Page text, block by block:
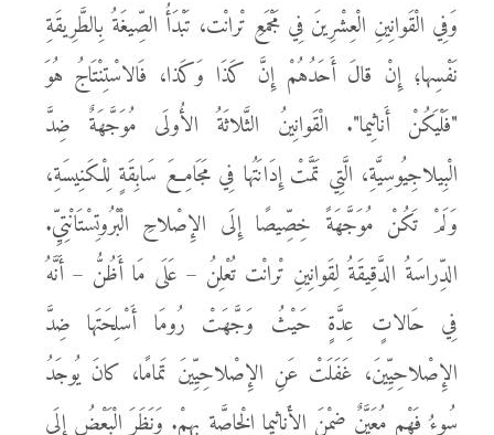
وَفِي الْقَوانِينِ الْعِشْرِينَ فِي مَجْمَعِ تْرانْت، تَبْدَأُ الصِّيغَةُ بِالطَّرِيقَةِ
نَفْسِها؛ إِنْ قالَ أَحَدُهُمْ إِنَّ كَذَا وَكَذا، فَالاسْتِنْتَاجُ هُوَ
"فَلْيَكُنْ أَناثِيما". الْقَوانِينُ الثَّلاثَةُ الأُولَى مُوَجَّهَةٌ ضِدَّ
الْبِيلاجِيُوسِيَّةِ، الَّتِي تَمَّتْ إِدَانَتُها فِي مَجَامِعَ سَابِقَةٍ لِلْكَنِيسَةِ،
وَلَمْ تَكُنْ مُوَجَّهَةً خِصِّيصًا إِلَى الإِصْلاحِ الْبْرُوتِسْتَانْتِيِّ.
الدِّراسَةُ الدَّقِيقَةُ لِقَوانِينِ تْرانْت تُعْلِنُ – عَلَى مَا أَظُنُّ – أَنَّهُ
فِي حَالاتٍ عِدَّةٍ حَيْثُ وَجَّهَتْ رُومَا أَسْلِحَتَها ضِدَّ
الإِصْلاحِيِّينَ، غَفَلَتْ عَنِ الإِصْلاحِيِّينَ تَمامًا، كانَ يُوجَدُ
سُوءُ فَهْمٍ مُعَيَّنٌ ضِمْنَ الأَناثيما الْخاصَّةِ بِهِمْ. وَنَظَرَ الْبَعْضُ إِلَى